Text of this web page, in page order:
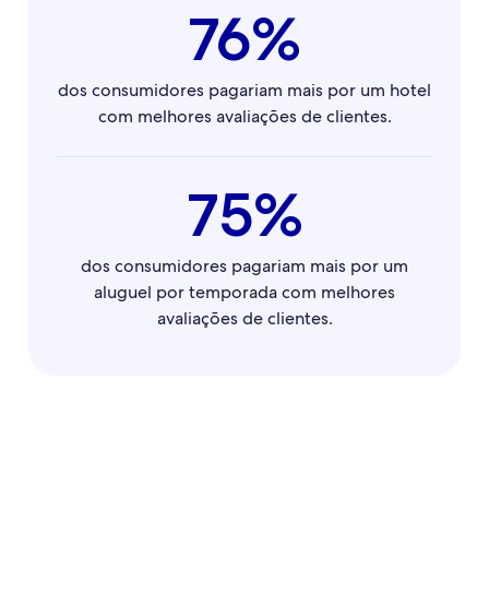
76%
dos consumidores pagariam mais por um hotel
com melhores avaliações de clientes.
75%
dos consumidores pagariam mais por um
aluguel por temporada com melhores
avaliações de clientes.